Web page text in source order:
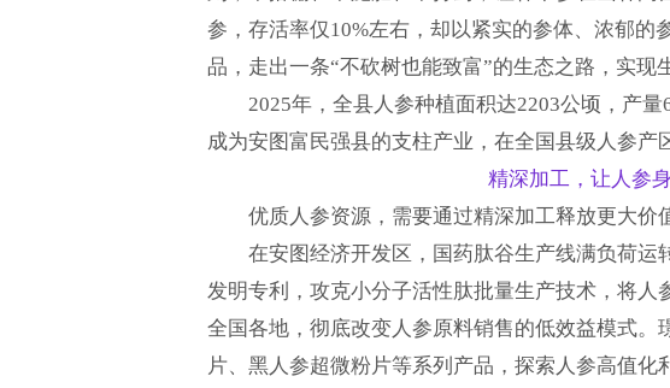
参，存活率仅10%左右，却以紧实的参体、浓郁的
品，走出一条“不砍树也能致富”的生态之路，实现
2025年，全县人参种植面积达2203公顷，产
成为安图富民强县的支柱产业，在全国县级人参产
精深加工，让人参
优质人参资源，需要通过精深加工释放更大价
在安图经济开发区，国药肽谷生产线满负荷运
发明专利，攻克小分子活性肽批量生产技术，将人
全国各地，彻底改变人参原料销售的低效益模式。
片、黑人参超微粉片等系列产品，探索人参高值化